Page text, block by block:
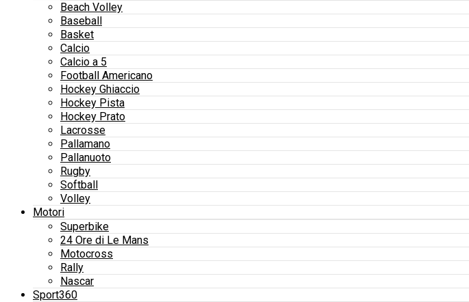
Beach Volley
Baseball
Basket
Calcio
Calcio a 5
Football Americano
Hockey Ghiaccio
Hockey Pista
Hockey Prato
Lacrosse
Pallamano
Pallanuoto
Rugby
Softball
Volley
Motori
Superbike
24 Ore di Le Mans
Motocross
Rally
Nascar
Sport360